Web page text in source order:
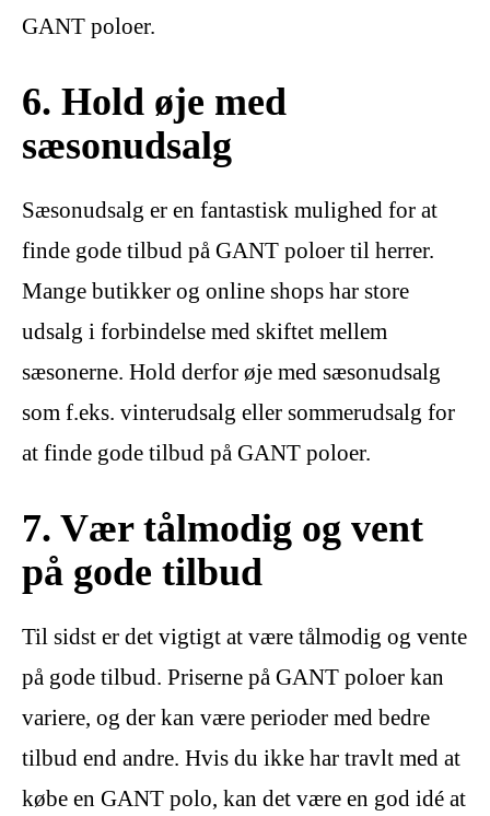
GANT poloer.
6. Hold øje med
sæsonudsalg
Sæsonudsalg er en fantastisk mulighed for at
finde gode tilbud på GANT poloer til herrer.
Mange butikker og online shops har store
udsalg i forbindelse med skiftet mellem
sæsonerne. Hold derfor øje med sæsonudsalg
som f.eks. vinterudsalg eller sommerudsalg for
at finde gode tilbud på GANT poloer.
7. Vær tålmodig og vent
på gode tilbud
Til sidst er det vigtigt at være tålmodig og vente
på gode tilbud. Priserne på GANT poloer kan
variere, og der kan være perioder med bedre
tilbud end andre. Hvis du ikke har travlt med at
købe en GANT polo, kan det være en god idé at